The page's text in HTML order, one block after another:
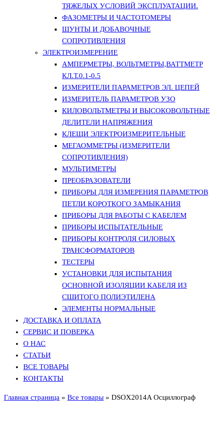
ТЯЖЕЛЫХ УСЛОВИЙ ЭКСПЛУАТАЦИИ.
ФАЗОМЕТРЫ И ЧАСТОТОМЕРЫ
ШУНТЫ И ДОБАВОЧНЫЕ
СОПРОТИВЛЕНИЯ
ЭЛЕКТРОИЗМЕРЕНИЕ
АМПЕРМЕТРЫ, ВОЛЬТМЕТРЫ,ВАТТМЕТР
КЛ.Т.0.1-0.5
ИЗМЕРИТЕЛИ ПАРАМЕТРОВ ЭЛ. ЦЕПЕЙ
ИЗМЕРИТЕЛЬ ПАРАМЕТРОВ УЗО
КИЛОВОЛЬТМЕТРЫ И ВЫСОКОВОЛЬТНЫЕ
ДЕЛИТЕЛИ НАПРЯЖЕНИЯ
КЛЕЩИ ЭЛЕКТРОИЗМЕРИТЕЛЬНЫЕ
МЕГАОММЕТРЫ (ИЗМЕРИТЕЛИ
СОПРОТИВЛЕНИЯ)
МУЛЬТИМЕТРЫ
ПРЕОБРАЗОВАТЕЛИ
ПРИБОРЫ ДЛЯ ИЗМЕРЕНИЯ ПАРАМЕТРОВ
ПЕТЛИ КОРОТКОГО ЗАМЫКАНИЯ
ПРИБОРЫ ДЛЯ РАБОТЫ С КАБЕЛЕМ
ПРИБОРЫ ИСПЫТАТЕЛЬНЫЕ
ПРИБОРЫ КОНТРОЛЯ СИЛОВЫХ
ТРАНСФОРМАТОРОВ
ТЕСТЕРЫ
УСТАНОВКИ ДЛЯ ИСПЫТАНИЯ
ОСНОВНОЙ ИЗОЛЯЦИИ КАБЕЛЯ ИЗ
СШИТОГО ПОЛИЭТИЛЕНА
ЭЛЕМЕНТЫ НОРМАЛЬНЫЕ
ДОСТАВКА И ОПЛАТА
СЕРВИС И ПОВЕРКА
О НАС
СТАТЬИ
ВСЕ ТОВАРЫ
КОНТАКТЫ
Главная страница » Все товары » DSOX2014A Осциллограф